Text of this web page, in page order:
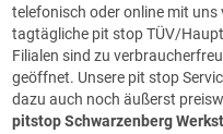
telefonisch oder online mit
tagtägliche pit stop TÜV/
Filialen sind zu
geöffnet. Unsere pit stop
dazu auch noch äußerst
pitstop Schwarzenberg